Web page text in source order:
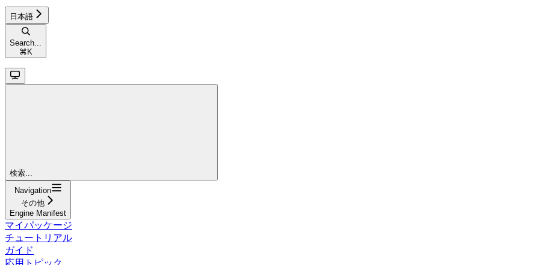
日本語
Search...
⌘ K
検索...
Navigation
その他
Engine Manifest
マイパッケージ
チュートリアル
ガイド
応用トピック